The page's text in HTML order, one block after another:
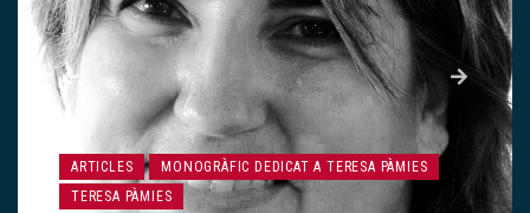
ARTICLES
MONOGRÀFIC DEDICAT A TERESA PÀMIES
TERESA PÀMIES